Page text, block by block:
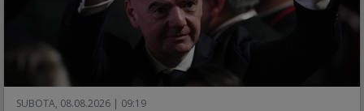
SUBOTA, 08.08.2026 | 09:19